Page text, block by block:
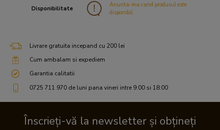
Disponibilitate
Anunta-ma cand produsul este
disponibil.
Livrare gratuita incepand cu 200 lei
Cum ambalam si expediem
Garantia calitatii
0725 711 970 de luni pana vineri intre 9:00 si 18:00
Înscrieți-vă la newsletter și obțineți